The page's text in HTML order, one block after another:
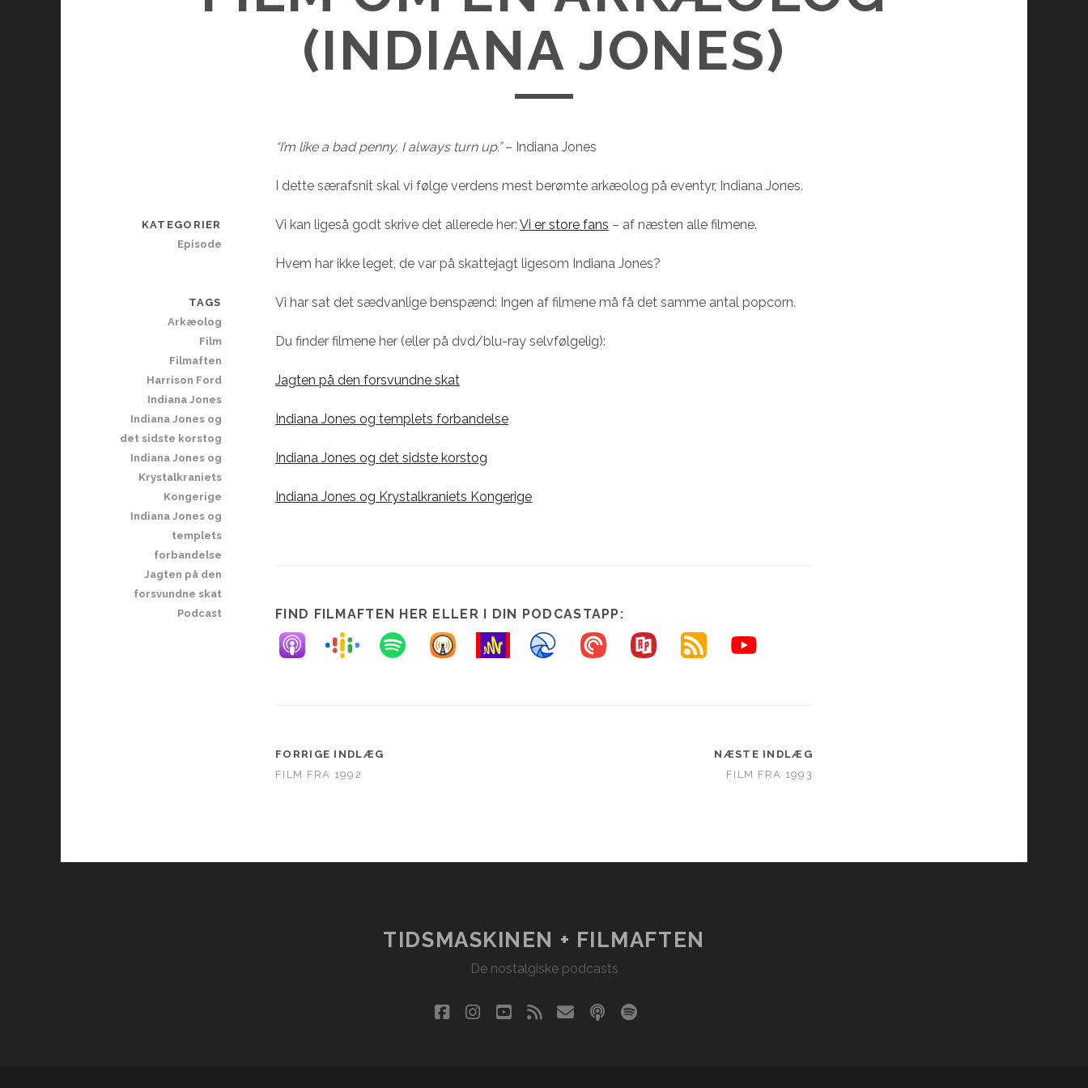
(INDIANA JONES)
“I’m like a bad penny, I always turn up.”– Indiana Jones
I dette særafsnit skal vi følge verdens mest berømte arkæolog på eventyr, Indiana Jones.
Vi kan ligeså godt skrive det allerede her:Vi er store fans – af næsten alle filmene.
Hvem har ikke leget, de var på skattejagt ligesom Indiana Jones?
Vi har sat det sædvanlige benspænd: Ingen af filmene må få det samme antal popcorn.
Du finder filmene her (eller på dvd/blu-ray selvfølgelig):
Jagten på den forsvundne skat
Indiana Jones og templets forbandelse
Indiana Jones og det sidste korstog
Indiana Jones og Krystalkraniets Kongerige
FIND FILMAFTEN HER ELLER I DIN PODCASTAPP:
FORRIGE INDLÆG
FILM FRA 1992
NÆSTE INDLÆG
FILM FRA 1993
KATEGORIER
Episode
TAGS
Arkæolog
Film
Filmaften
Harrison Ford
Indiana Jones
Indiana Jones og
det sidste korstog
Indiana Jones og
Krystalkraniets
Kongerige
Indiana Jones og
templets
forbandelse
Jagten på den
forsvundne skat
Podcast
TIDSMASKINEN + FILMAFTEN
De nostalgiske podcasts
facebookinstagram
youtube
rss emailpodcastspotify